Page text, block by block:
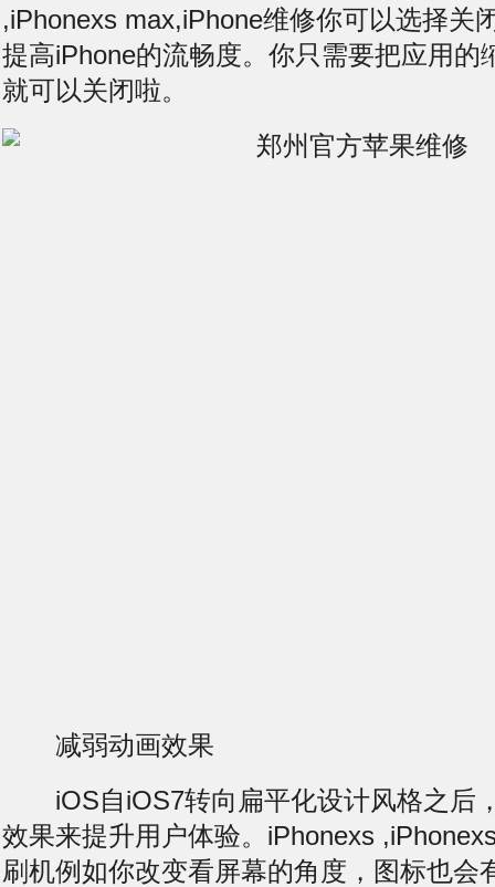
,iPhonexs max,iPhone维修你可以选择关
提高iPhone的流畅度。你只需要把应用的
就可以关闭啦。
减弱动画效果
iOS自iOS7转向扁平化设计风格之后
效果来提升用户体验。iPhonexs
刷机例如你改变看屏幕的角度，图标也会